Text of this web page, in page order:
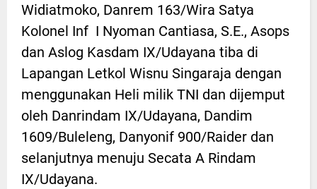
Widiatmoko, Danrem 163/Wira Satya
Kolonel Inf I Nyoman Cantiasa, S.E., Asops
dan Aslog Kasdam IX/Udayana tiba di
Lapangan Letkol Wisnu Singaraja dengan
menggunakan Heli milik TNI dan dijemput
oleh Danrindam IX/Udayana, Dandim
1609/Buleleng, Danyonif 900/Raider dan
selanjutnya menuju Secata A Rindam
IX/Udayana.